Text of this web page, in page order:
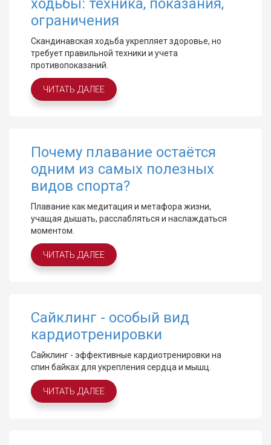
ходьбы: техника, показания,
ограничения
Скандинавская ходьба укрепляет здоровье, но
требует правильной техники и учета
противопоказаний.
ЧИТАТЬ ДАЛЕЕ
Почему плавание остаётся
одним из самых полезных
видов спорта?
Плавание как медитация и метафора жизни,
учащая дышать, расслабляться и наслаждаться
моментом.
ЧИТАТЬ ДАЛЕЕ
Сайклинг - особый вид
кардиотренировки
Сайклинг - эффективные кардиотренировки на
спин байках для укрепления сердца и мышц.
ЧИТАТЬ ДАЛЕЕ